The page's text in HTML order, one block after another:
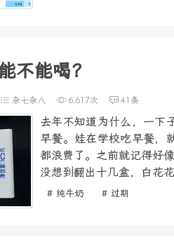
不能喝？
杂七杂八 6,617次 41条
去年不知道为什么，一下
早餐。娃在学校吃早餐，
都浪费了。之前就记得好
没想到翻出十几盒，白花
# 纯牛奶 # 过期